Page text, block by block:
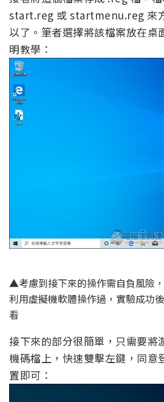
start.reg 或 startmenu.reg 來
以了。筆者選擇將該檔案放在桌
明教學：
▲考慮到接下來的操作需自負風險
利用虛擬機軟體操作過，實驗成功
看
接下來的部分很簡單，只需要將
機碼檔上，快速雙擊左鍵，同意
置即可：